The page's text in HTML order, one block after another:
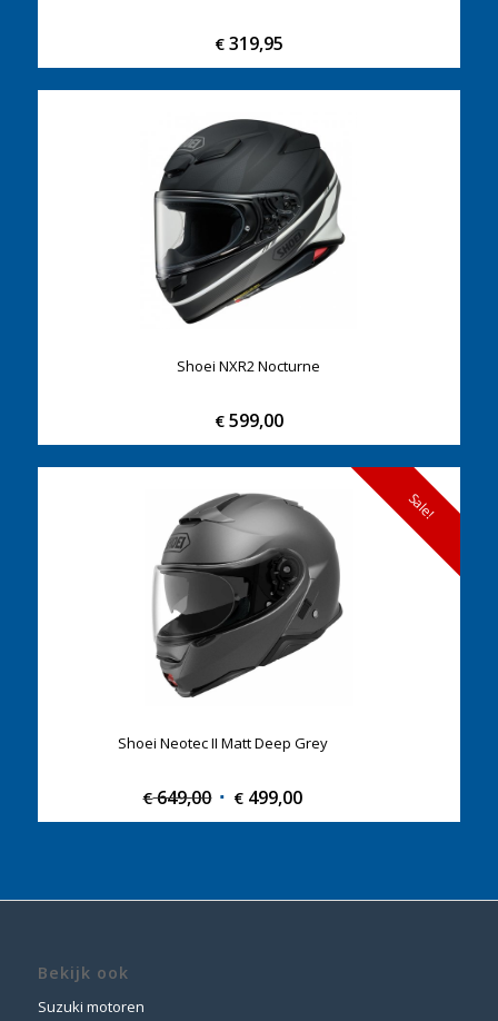
€319,95
Shoei NXR2 Nocturne
€599,00
Shoei Neotec II Matt Deep Grey
€649,00 Original
price
€ 499,00Current
price
Sale!
Bekijk ook
Suzuki motoren